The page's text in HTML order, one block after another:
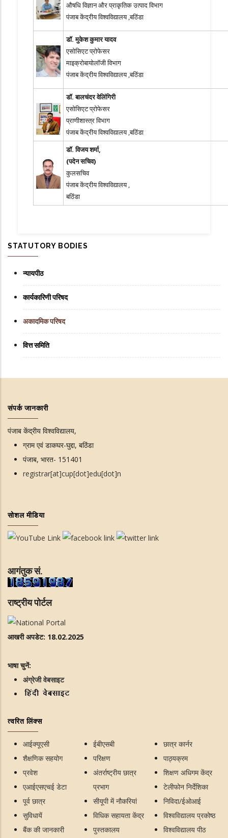
औषधि विज्ञान और प्राकृतिक उत्पाद विभाग
पंजाब केंद्रीय विश्वविद्यालय ,बठिंडा
डॉ. मुकेश कुमार यादव
एसोसिएट प्रोफेसर
माइक्रोबायोलॉजी विभाग
पंजाब केंद्रीय विश्वविद्यालय ,बठिंडा
डॉ. बालचंदर वेलिंगिरी
एसोसिएट प्रोफेसर
प्राणीशास्त्र विभाग
पंजाब केंद्रीय विश्वविद्यालय ,बठिंडा
डॉ. विजय शर्मा,
(पदेन सचिव)
कुलसचिव
पंजाब केंद्रीय विश्वविद्यालय ,
बठिंडा
STATUTORY BODIES
न्यायपीठ
कार्यकारिणी परिषद
अकादमिक परिषद
वित्त समिति
संपर्क जानकारी
पंजाब केंद्रीय विश्वविद्यालय,
ग्राम एवं डाकघर-घुद्दा, बठिंडा
पंजाब, भारत- 151401
registrar[at]cup[dot]edu[dot]n
सोशल मीडिया
आगंतुक सं.
राष्ट्रीय पोर्टल
आखरी अपडेट: 18.02.2025
भाषा चुनें:
अंग्रेजी वेबसाइट
त्वरित लिंक्स
आईक्यूएसी
शैक्षणिक सहयोग
प्रवेश
एआईएसएचई डेटा
पूर्व छात्र
सुविधायें
बैंक की जानकारी
ईबीएसबी
परिक्षण
अंतर्राष्ट्रीय छात्र
प्रभाग
सीयूपी में नौकरियां
विधिक सहायता केंद्र
पुस्तकालय
छात्र कार्नर
पाठ्यक्रम
शिक्षण अधिगम केंद्र
टेलीफोन निर्देशिका
निविदा/ईओआई
विश्वविद्यालय प्रकोष्ठ
विश्वविद्यालय पीठ